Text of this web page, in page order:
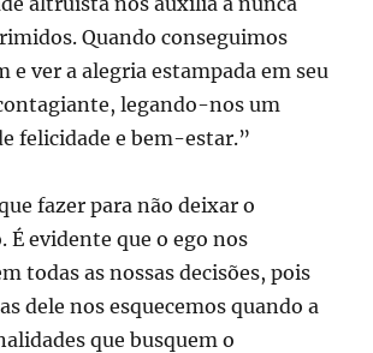
Quando conseguimos
e ver a alegria estampada em seu
legando-nos um
felicidade e bem-estar.”
fazer para não deixar o
É evidente que o ego nos
todas as nossas decisões, pois
dele nos esquecemos quando a
que busquem o